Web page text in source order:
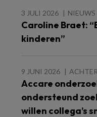
3 JULI 2026 NIEUWS
Caroline Braet:
kinderen”
9 JUNI 2026
Accare
ondersteund
willen collega’s